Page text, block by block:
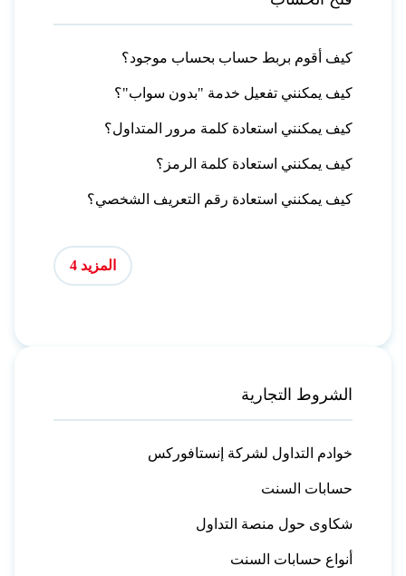
كيف أقوم بربط حساب بحساب موجود؟
كيف يمكنني تفعيل خدمة "بدون سواب"؟
كيف يمكنني استعادة كلمة مرور المتداول؟
كيف يمكنني استعادة كلمة الرمز؟
كيف يمكنني استعادة رقم التعريف الشخصي؟
المزيد 4
الشروط التجارية
خوادم التداول لشركة إنستافوركس
حسابات السنت
شكاوى حول منصة التداول
أنواع حسابات السنت